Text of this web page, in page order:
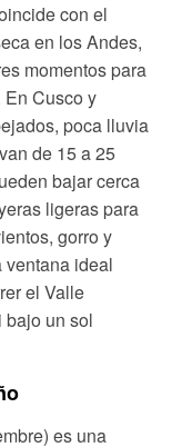
con el
en los Andes,
momentos para
Cusco y
poca lluvia
de 15 a 25
bajar cerca
ligeras para
gorro y
ventana ideal
el Valle
bajo un sol
es una